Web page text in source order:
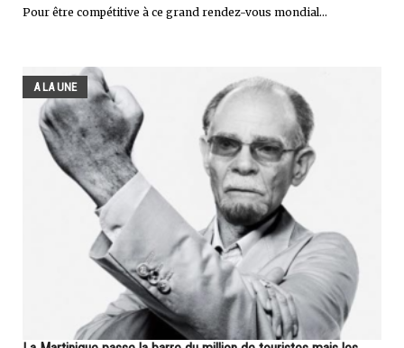
Pour être compétitive à ce grand rendez-vous mondial...
A LA UNE